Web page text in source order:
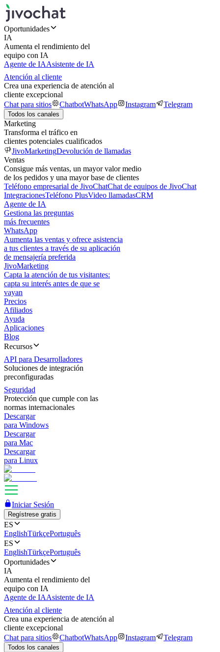
Oportunidades
IA
Aumenta el rendimiento del
equipo con IA
Agente de IAAsistente de IA
Atención al cliente
Crea una experiencia de atención al
cliente excepcional
Chat para sitios
ChatbotWhatsApp Instagram Telegram
Todos los canales
Marketing
Transforma el tráfico en
clientes potenciales cualificados
JivoMarketingDevolución de llamadas
Ventas
Consigue más ventas, un mayor valor medio
de los pedidos y una mayor base de clientes
Teléfono empresarial de JivoChatChat de equipos de JivoChat
IntegracionesTeléfono PlusVideo llamadasCRM
Agente de IA
Gestiona las preguntas
más frecuentes
WhatsApp
Aumenta las ventas y ofrece asistencia
a tus clientes a través de su aplicación
de mensajería preferida
JivoMarketing
Capta la atención de tus visitantes:
capta su interés antes de que se
vayan
Precios
Afiliados
Ayuda
Aplicaciones
Blog
Recursos
API para Desarrolladores
Soluciones de integración
preconfiguradas
Seguridad
Protección que cumple con las
normas internacionales
Descargar
para Windows
Descargar
para Mac
Descargar
para Linux
Iniciar Sesión
Regístrese gratis
ES
EnglishTürkçePortuguês
ES
EnglishTürkçePortuguês
Oportunidades
IA
Aumenta el rendimiento del
equipo con IA
Agente de IAAsistente de IA
Atención al cliente
Crea una experiencia de atención al
cliente excepcional
Chat para sitios
ChatbotWhatsApp Instagram Telegram
Todos los canales